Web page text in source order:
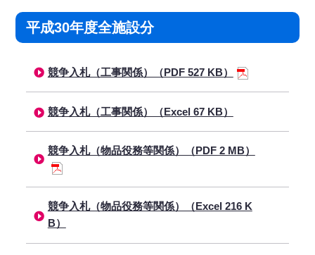
平成30年度全施設分
競争入札（工事関係）（PDF 527 KB）
競争入札（工事関係）（Excel 67 KB）
競争入札（物品役務等関係）（PDF 2 MB）
競争入札（物品役務等関係）（Excel 216 K
B）